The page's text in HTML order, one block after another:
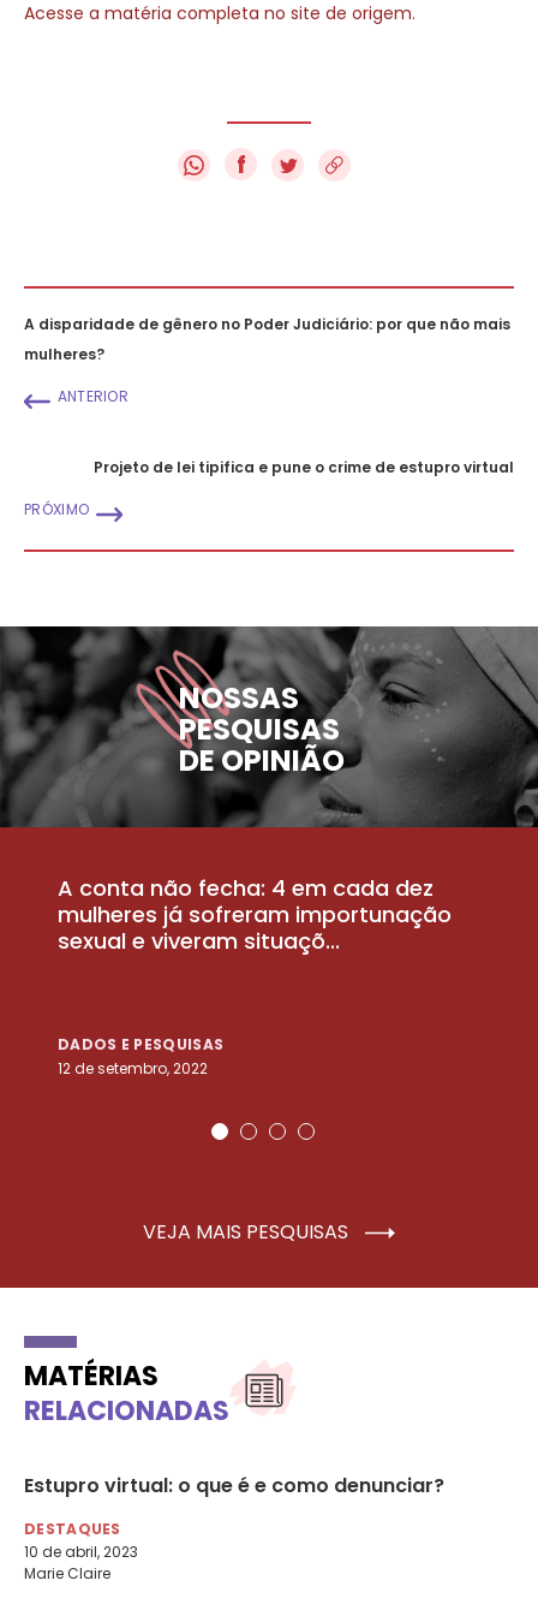
Acesse a matéria completa no site de origem.
f
A disparidade de gênero no Poder Judiciário: por que não mais
mulheres?
ANTERIOR
Projeto de lei tipifica e pune o crime de estupro virtual
PRÓXIMO
NOSSAS
PESQUISAS
DE OPINIÃO
A conta não fecha: 4 em cada dez
mulheres já sofreram importunação
sexual e viveram situaçõ...
DADOS E PESQUISAS
12 de setembro, 2022
VEJA MAIS PESQUISAS
MATÉRIAS
RELACIONADAS
Estupro virtual: o que é e como denunciar?
DESTAQUES
10 de abril, 2023
Marie Claire